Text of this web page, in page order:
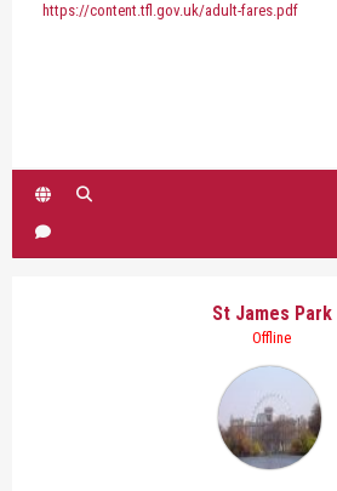
https://content.tfl.gov.uk/adult-fares.pdf
St James Park
Offline